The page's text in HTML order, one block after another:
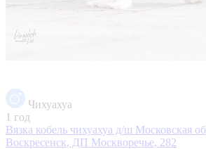
Чихуахуа
1 год
Вязка кобель чихуахуа д/ш Московская
Воскресенск, ДП Москворечье, 282